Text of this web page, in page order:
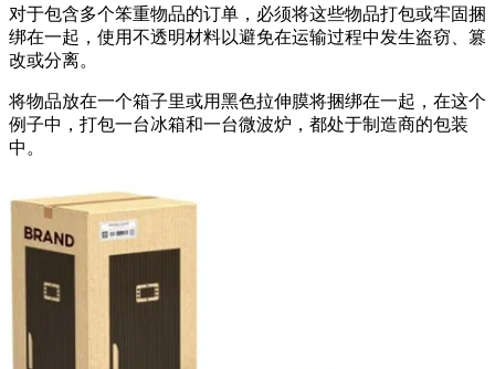
对于包含多个笨重物品的订单，必须将这些物品打包或牢固捆
绑在一起，使用不透明材料以避免在运输过程中发生盗窃、篡
改或分离。
将物品放在一个箱子里或用黑色拉伸膜将捆绑在一起，在这个
例子中，打包一台冰箱和一台微波炉，都处于制造商的包装
中。